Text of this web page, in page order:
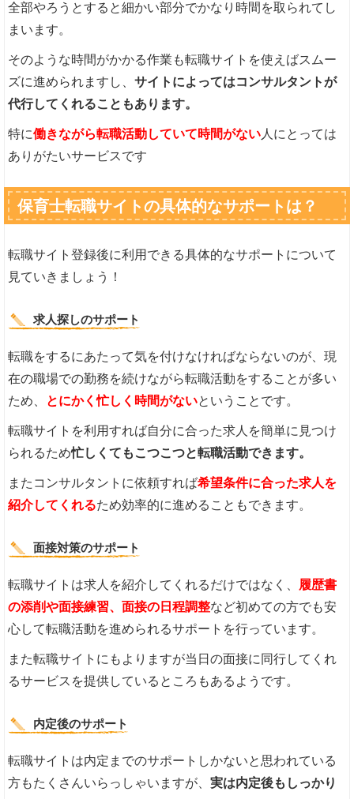
全部やろうとすると細かい部分でかなり時間を取られてし
まいます。
そのような時間がかかる作業も転職サイトを使えばスムー
ズに進められますし、サイトによってはコンサルタントが
代行してくれることもあります。
特に働きながら転職活動していて時間がない人にとっては
ありがたいサービスです
保育士転職サイトの具体的なサポートは？
転職サイト登録後に利用できる具体的なサポートについて
見ていきましょう！
求人探しのサポート
転職をするにあたって気を付けなければならないのが、現
在の職場での勤務を続けながら転職活動をすることが多い
ため、 とにかく忙しく時間がないということです。
転職サイトを利用すれば自分に合った求人を簡単に見つけ
られるため忙しくてもこつこつと転職活動できます。
またコンサルタントに依頼すれば希望条件に合った求人を
紹介してくれるため効率的に進めることもできます。
面接対策のサポート
転職サイトは求人を紹介してくれるだけではなく、 履歴書
の添削や面接練習、面接の日程調整など初めての方でも安
心して転職活動を進められるサポートを行っています。
また転職サイトにもよりますが当日の面接に同行してくれ
るサービスを提供しているところもあるようです。
内定後のサポート
転職サイトは内定までのサポートしかないと思われている
方もたくさんいらっしゃいますが、実は内定後もしっかり